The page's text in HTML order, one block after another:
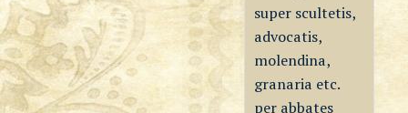
super scultetis,
advocatis,
molendina,
granaria etc.
per abbates